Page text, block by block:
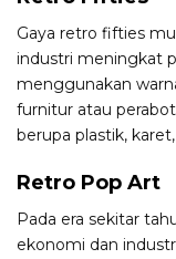
Gaya retro fifties
industri meningkat
menggunakan
furnitur atau
berupa plastik, karet,
Retro Pop Art
Pada era sekitar
ekonomi dan